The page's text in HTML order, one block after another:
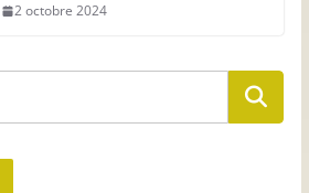
2 octobre 2024